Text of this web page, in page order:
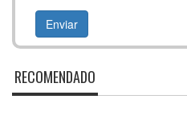
RECOMENDADO